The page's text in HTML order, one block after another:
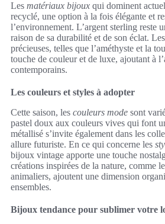
Les matériaux bijoux qui dominent
recyclé, une option à la fois élégante et
l’environnement. L’argent sterling reste
raison de sa durabilité et de son éclat.
précieuses, telles que l’améthyste et la
touche de couleur et de luxe, ajoutant à
contemporains.
Les couleurs et styles à adopter
Cette saison, les couleurs mode sont
pastel doux aux couleurs vives qui font
métallisé s’invite également dans les
allure futuriste. En ce qui concerne les
bijoux vintage apporte une touche
créations inspirées de la nature, comme
animaliers, ajoutent une dimension
ensembles.
Bijoux tendance pour sublimer votre